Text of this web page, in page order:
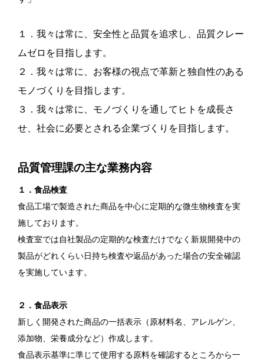
１．我々は常に、安全性と品質を追求し、品質クレー
ムゼロを目指します。
２．我々は常に、お客様の視点で革新と独自性のある
モノづくりを目指します。
３．我々は常に、モノづくりを通してヒトを成長さ
せ、社会に必要とされる企業づくりを目指します。
品質管理課の主な業務内容
１．食品検査
食品工場で製造された商品を中心に定期的な微生物検査を実
施しております。
検査室では自社製品の定期的な検査だけでなく新規開発中の
製品がどれくらい日持ち検査や返品があった場合の安全確認
を実施しています。
２．食品表示
新しく開発された商品の一括表示（原材料名、アレルゲン、
添加物、栄養成分など）作成します。
食品表示基準に準じて使用する原料を確認するところから一